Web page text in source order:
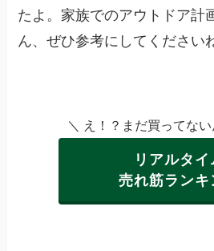
たよ。家族でのアウトドア計
ん、ぜひ参考にしてください
＼ え！？まだ買ってな
リアルタイ
売れ筋ラン